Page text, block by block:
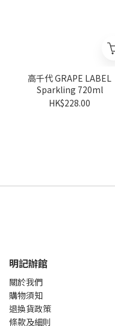
高千代 GRAPE LABEL
Sparkling 720ml
HK$228.00
明記辦館
關於我們
購物須知
退換貨政策
條款及細則